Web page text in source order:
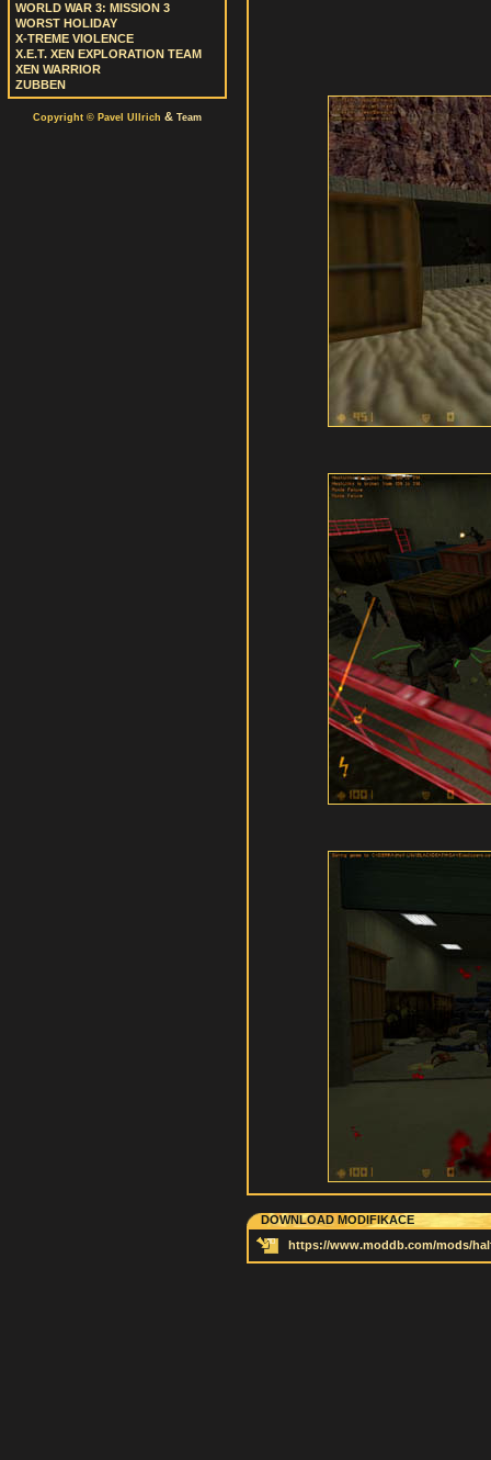
WORLD WAR 3: MISSION 3
WORST HOLIDAY
X-TREME VIOLENCE
X.E.T. XEN EXPLORATION TEAM
XEN WARRIOR
ZUBBEN
Copyright © Pavel Ullrich & Team
DOWNLOAD MODIFIKACE
https://www.moddb.com/mods/